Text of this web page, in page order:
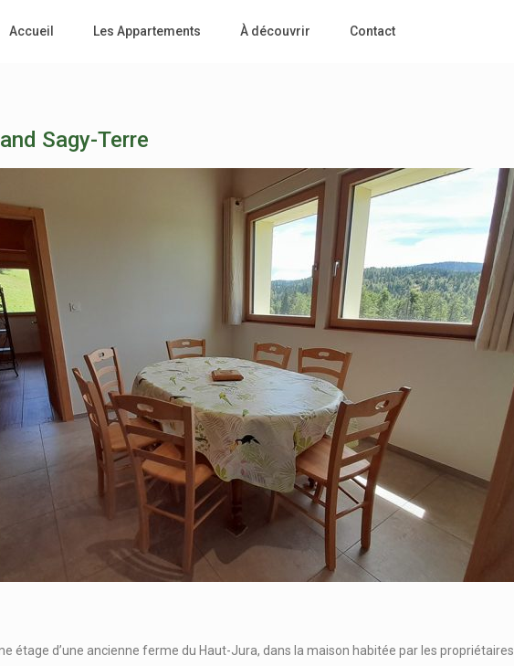
Accueil Les Appartements À découvrir Contact
Sagy-Terre
étage d’une ancienne ferme du Haut-Jura, dans la maison habitée par les propriétaires.